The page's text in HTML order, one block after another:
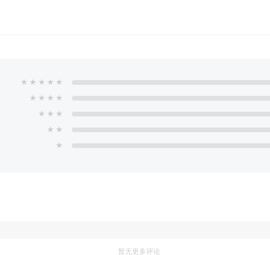
★ ★ ★ ★ ★
★ ★ ★ ★
★ ★ ★
★ ★
★
暂无更多评论